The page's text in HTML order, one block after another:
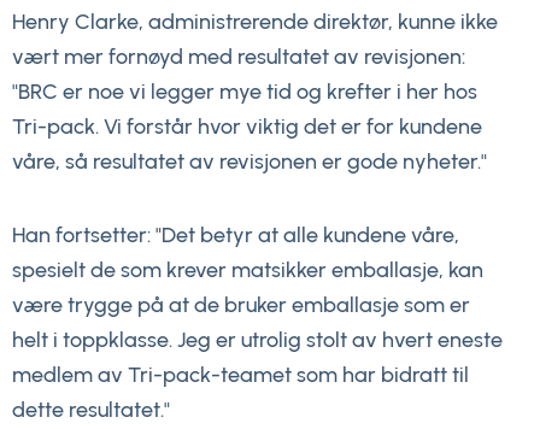
Henry Clarke, administrerende direktør, kunne ikke
vært mer fornøyd med resultatet av revisjonen:
"BRC er noe vi legger mye tid og krefter i her hos
Tri-pack. Vi forstår hvor viktig det er for kundene
våre, så resultatet av revisjonen er gode nyheter."
Han fortsetter: "Det betyr at alle kundene våre,
spesielt de som krever matsikker emballasje, kan
være trygge på at de bruker emballasje som er
helt i toppklasse. Jeg er utrolig stolt av hvert eneste
medlem av Tri-pack-teamet som har bidratt til
dette resultatet."